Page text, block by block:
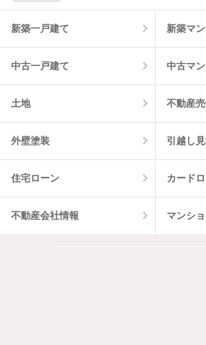
4件
新築一戸建て 新築マ
中古一戸建て 中古マ
土地 不動産
外壁塗装 引越し
住宅ローン カード
不動産会社情報 マンシ